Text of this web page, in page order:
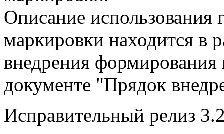
Описание использования
маркировки находится в
внедрения
документе "Прядок
Исправительный релиз